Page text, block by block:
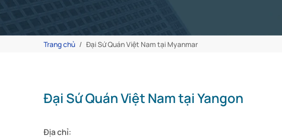
Trang chủ Đại Sứ Quán Việt Nam tại Myanmar
Đại Sứ Quán Việt Nam tại Yangon
Địa chỉ: